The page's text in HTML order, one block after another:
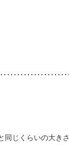
同じくらいの大きさ